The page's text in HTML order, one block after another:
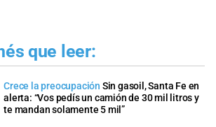
que leer:
Crece la preocupación Sin gasoil, Santa Fe en
alerta: “Vos pedís un camión de 30 mil litros y
te mandan solamente 5 mil”